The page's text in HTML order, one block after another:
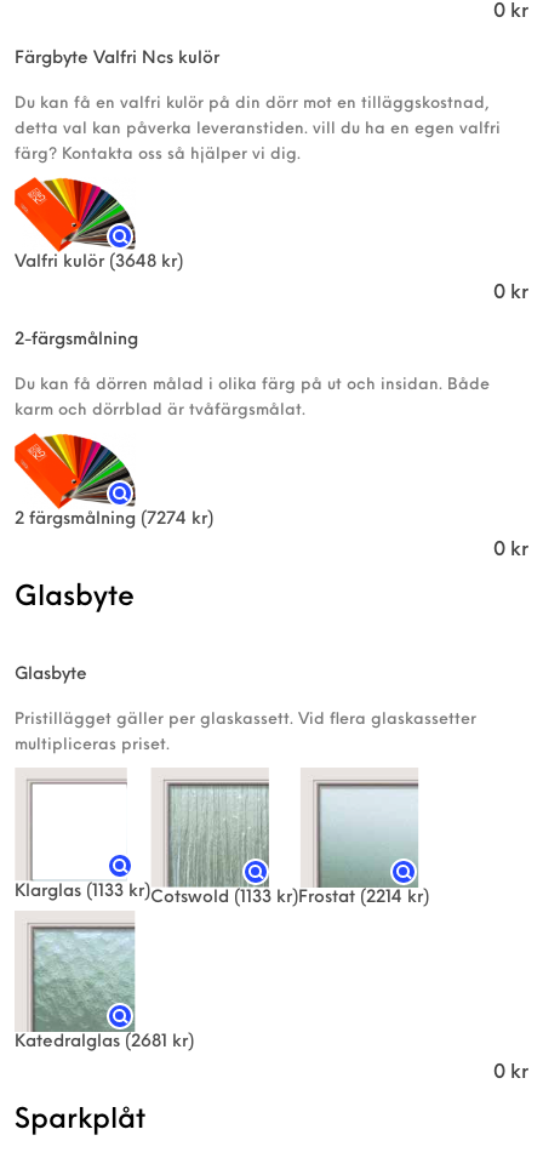
0 kr
Färgbyte Valfri Ncs kulör
Du kan få en valfri kulör på din dörr mot en tilläggskostnad,
detta val kan påverka leveranstiden. vill du ha en egen valfri
färg? Kontakta oss så hjälper vi dig.
Valfri kulör(3648 kr)
0 kr
2-färgsmålning
Du kan få dörren målad i olika färg på ut och insidan. Både
karm och dörrblad är tvåfärgsmålat.
2 färgsmålning (7274 kr)
0 kr
Glasbyte
Glasbyte
Pristillägget gäller per glaskassett. Vid flera glaskassetter
multipliceras priset.
Klarglas (1133 kr)Cotswold (1133 kr)Frostat (2214 kr)
Katedralglas (2681 kr)
0 kr
Sparkplåt